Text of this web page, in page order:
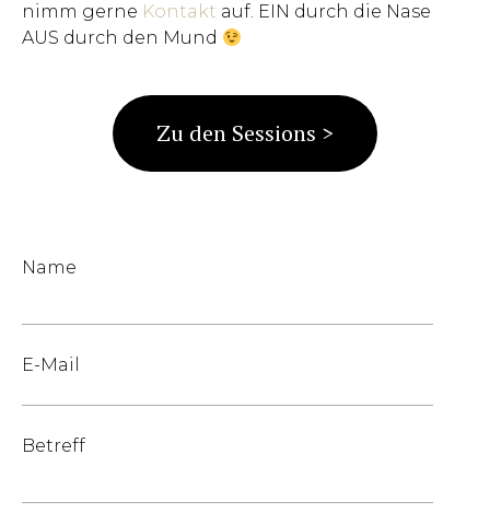
nimm gerne Kontakt auf. EIN durch die Nase
AUS durch den Mund
Zu den Sessions >
Name
E-Mail
Betreff